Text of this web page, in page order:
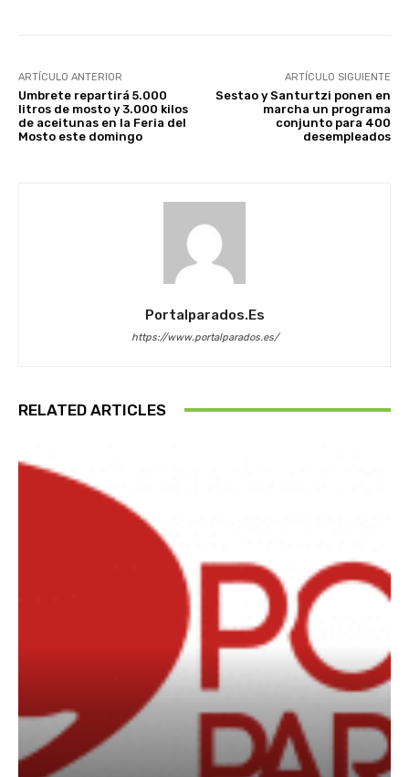
ARTÍCULO ANTERIOR
Umbrete repartirá 5.000
litros de mosto y 3.000 kilos
de aceitunas en la Feria del
Mosto este domingo
ARTÍCULO SIGUIENTE
Sestao y Santurtzi ponen en
marcha un programa
conjunto para 400
desempleados
Portalparados.es
https://www.portalparados.es/
RELATED ARTICLES